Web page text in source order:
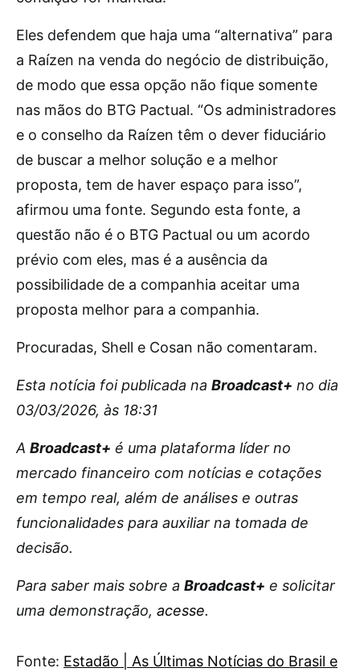
Eles defendem que haja uma “alternativa” para
a Raízen na venda do negócio de distribuição,
de modo que essa opção não fique somente
nas mãos do BTG Pactual. “Os administradores
e o conselho da Raízen têm o dever fiduciário
de buscar a melhor solução e a melhor
proposta, tem de haver espaço para isso”,
afirmou uma fonte. Segundo esta fonte, a
questão não é o BTG Pactual ou um acordo
prévio com eles, mas é a ausência da
possibilidade de a companhia aceitar uma
proposta melhor para a companhia.
Procuradas, Shell e Cosan não comentaram.
Esta notícia foi publicada na Broadcast+ no dia
03/03/2026, às 18:31
A Broadcast+ é uma plataforma líder no
mercado financeiro com notícias e cotações
em tempo real, além de análises e outras
funcionalidades para auxiliar na tomada de
decisão.
Para saber mais sobre a Broadcast+ e solicitar
uma demonstração, acesse.
Fonte: Estadão | As Últimas Notícias do Brasil e